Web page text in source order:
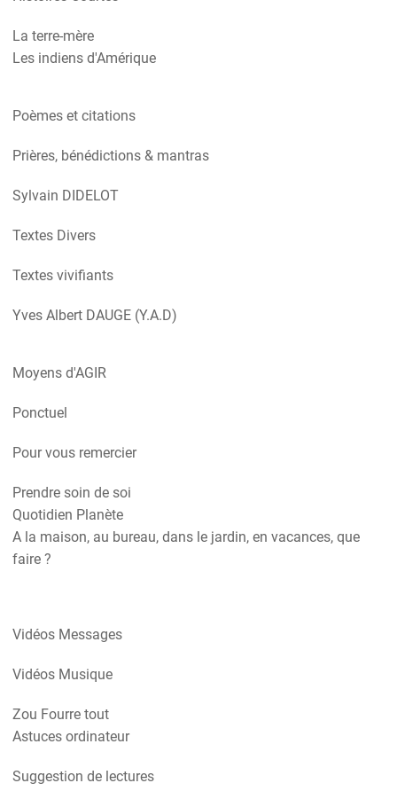
La terre-mère
Les indiens d'Amérique
Poèmes et citations
Prières, bénédictions & mantras
Sylvain DIDELOT
Textes Divers
Textes vivifiants
Yves Albert DAUGE (Y.A.D)
Moyens d'AGIR
Ponctuel
Pour vous remercier
Prendre soin de soi
Quotidien Planète
A la maison, au bureau, dans le jardin, en vacances, que
faire ?
Vidéos Messages
Vidéos Musique
Zou Fourre tout
Astuces ordinateur
Suggestion de lectures